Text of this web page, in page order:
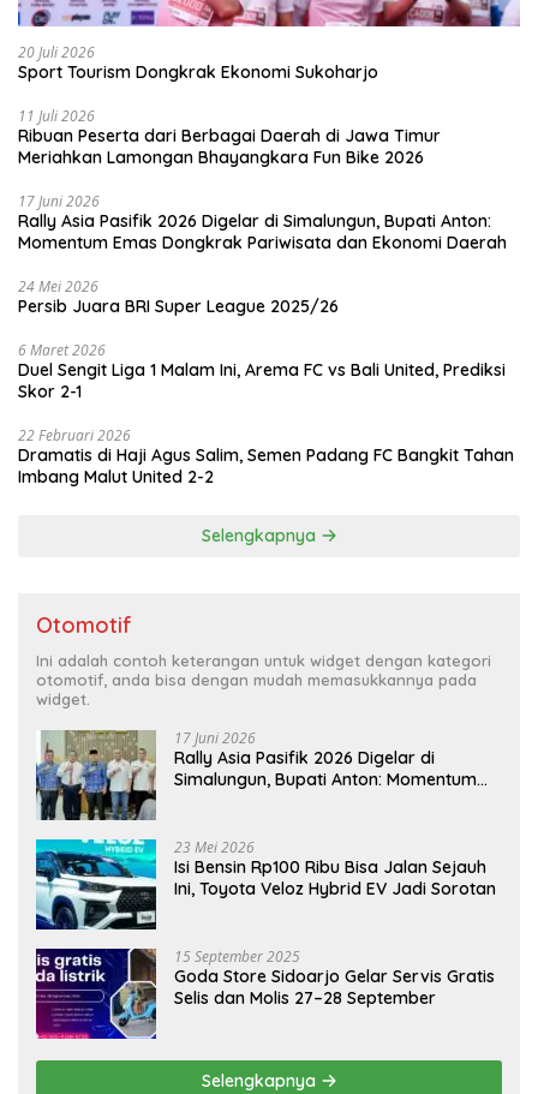
20 Juli 2026
Sport Tourism Dongkrak Ekonomi Sukoharjo
11 Juli 2026
Ribuan Peserta dari Berbagai Daerah di Jawa Timur
Meriahkan Lamongan Bhayangkara Fun Bike 2026
17 Juni 2026
Rally Asia Pasifik 2026 Digelar di Simalungun, Bupati Anton:
Momentum Emas Dongkrak Pariwisata dan Ekonomi Daerah
24 Mei 2026
Persib Juara BRI Super League 2025/26
6 Maret 2026
Duel Sengit Liga 1 Malam Ini, Arema FC vs Bali United, Prediksi
Skor 2-1
22 Februari 2026
Dramatis di Haji Agus Salim, Semen Padang FC Bangkit Tahan
Imbang Malut United 2-2
Selengkapnya
Otomotif
Ini adalah contoh keterangan untuk widget dengan kategori
otomotif, anda bisa dengan mudah memasukkannya pada
widget.
17 Juni 2026
Rally Asia Pasifik 2026 Digelar di
Simalungun, Bupati Anton: Momentum
23 Mei 2026
Isi Bensin Rp100 Ribu Bisa Jalan Sejauh
Ini, Toyota Veloz Hybrid EV Jadi Sorotan
15 September 2025
Goda Store Sidoarjo Gelar Servis Gratis
Selis dan Molis 27–28 September
Selengkapnya